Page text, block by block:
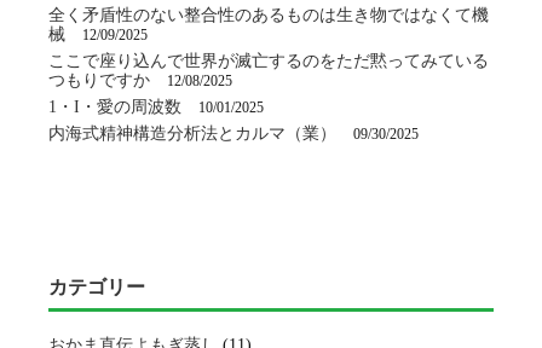
全く矛盾性のない整合性のあるものは生き物ではなくて機
械
12/09/2025
ここで座り込んで世界が滅亡するのをただ黙ってみている
つもりですか
12/08/2025
1・I・愛の周波数 10/01/2025
内海式精神構造分析法とカルマ（業） 09/30/2025
カテゴリー